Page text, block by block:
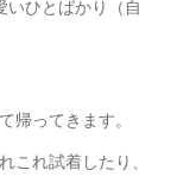
いひとばかり（自
帰ってきます。
これ試着したり、